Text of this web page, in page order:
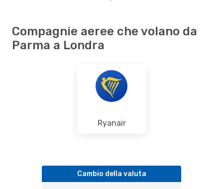
Compagnie aeree che volano da
Parma a Londra
Ryanair
Cambio della valuta